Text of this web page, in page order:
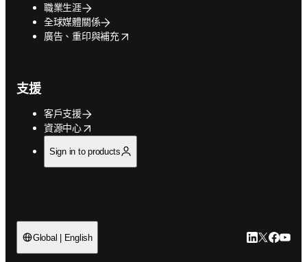
職業生涯
全球媒體關係
廣告、重印與補充
opens in new tab/window
支援
客戶支援
資源中心
opens in new tab/window
Sign in to products
Global | English LinkedIn 打
Twitter 打